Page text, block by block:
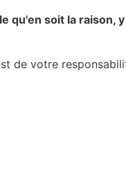
qu'en soit la raison,
de votre